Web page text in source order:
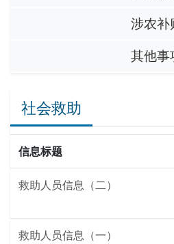
涉农补
其他事
社会救助
信息标题
救助人员信息（二）
救助人员信息（一）